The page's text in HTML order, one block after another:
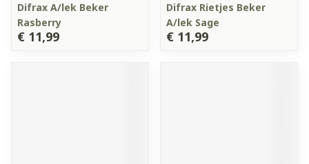
Difrax A/lek Beker
Rasberry
€ 11,99
Difrax Rietjes Beker
A/lek Sage
€ 11,99